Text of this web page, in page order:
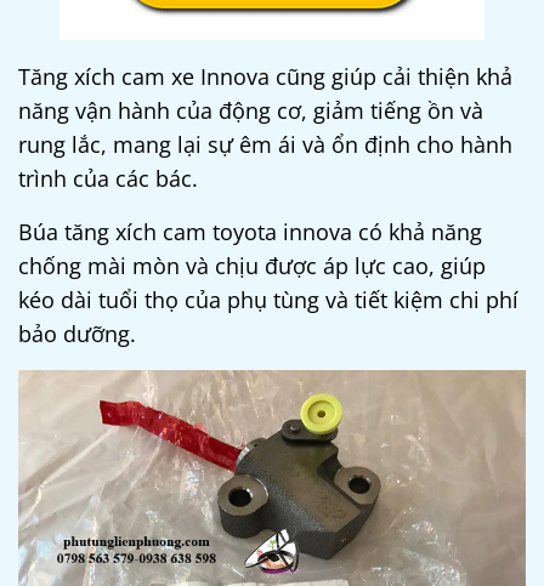
Tăng xích cam xe Innova cũng giúp cải thiện khả
năng vận hành của động cơ, giảm tiếng ồn và
rung lắc, mang lại sự êm ái và ổn định cho hành
trình của các bác.
Búa tăng xích cam toyota innova có khả năng
chống mài mòn và chịu được áp lực cao, giúp
kéo dài tuổi thọ của phụ tùng và tiết kiệm chi phí
bảo dưỡng.